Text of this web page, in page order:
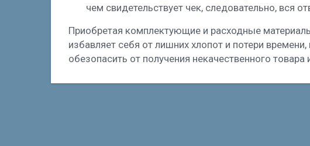
чем свидетельствует чек, следовательно, вся
Приобретая комплектующие и расходные
избавляет себя от лишних хлопот и потери
обезопасить от получения некачественного товара